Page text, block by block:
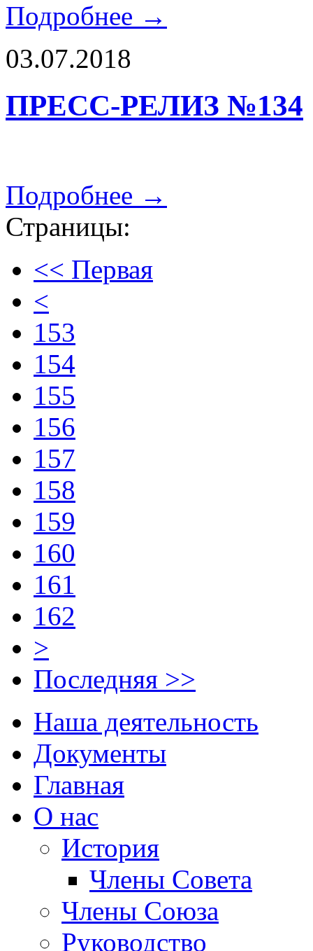
Подробнее →
03.07.2018
ПРЕСС-РЕЛИЗ №134
Подробнее →
Страницы:
<< Первая
<
153
154
155
156
157
158
159
160
161
162
>
Последняя >>
Наша деятельность
Документы
Главная
О нас
История
Члены Совета
Члены Союза
Руководство